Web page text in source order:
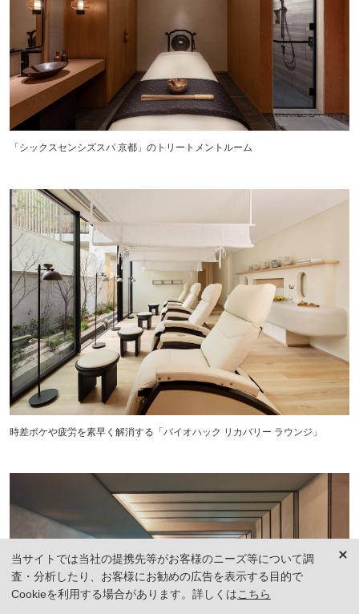
「シックスセンシズスパ 京都」のトリートメントルーム
時差ボケや疲労を素早く解消する「バイオハック リカバリー ラウンジ」
当サイトでは当社の提携先等がお客様のニーズ等について調
査・分析したり、お客様にお勧めの広告を表示する目的で
Cookieを利用する場合があります。詳しくはこちら